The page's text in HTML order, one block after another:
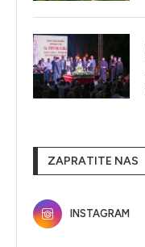
ZAPRATITE NAS
INSTAGRAM